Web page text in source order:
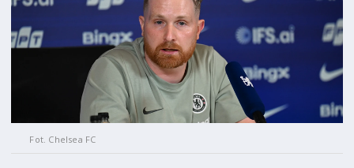
Fot. Chelsea FC